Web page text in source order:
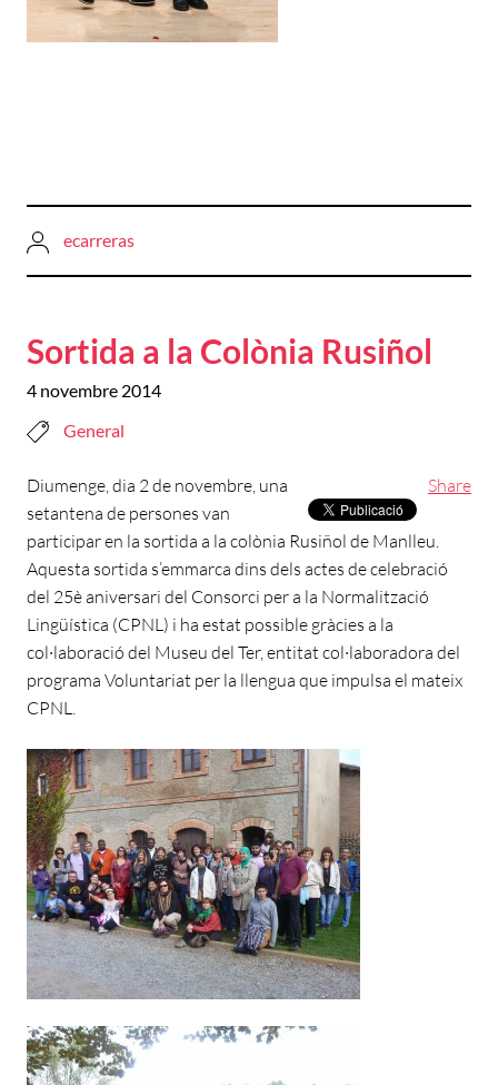
ecarreras
Sortida a la Colònia Rusiñol
4 novembre 2014
General
Share
Diumenge, dia 2 de novembre, una
setantena de persones van
participar en la sortida a la colònia Rusiñol de Manlleu.
Aquesta sortida s’emmarca dins dels actes de celebració
del 25è aniversari del Consorci per a la Normalització
Lingüística (CPNL) i ha estat possible gràcies a la
col·laboració del Museu del Ter, entitat col·laboradora del
programa Voluntariat per la llengua que impulsa el mateix
CPNL.